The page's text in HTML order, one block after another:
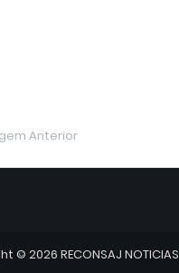
Anterior
© 2026 RECONSAJ NOTICIAS